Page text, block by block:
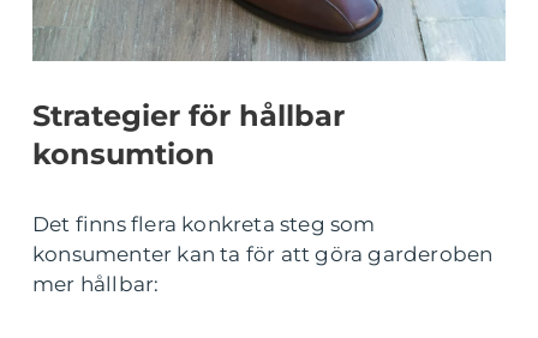
Strategier för hållbar
konsumtion
Det finns flera konkreta steg som
konsumenter kan ta för att göra garderoben
mer hållbar: